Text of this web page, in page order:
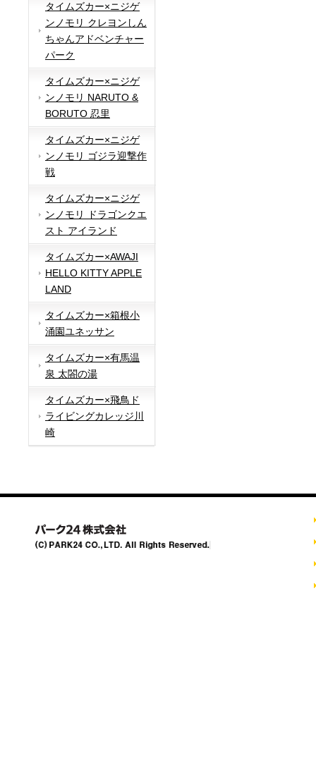
タイムズカー×ニジゲ
ンノモリ クレヨンしん
ちゃんアドベンチャー
パーク
タイムズカー×ニジゲ
ンノモリ NARUTO &
BORUTO 忍里
タイムズカー×ニジゲ
ンノモリ ゴジラ迎撃作
戦
タイムズカー×ニジゲ
ンノモリ ドラゴンクエ
スト アイランド
タイムズカー×AWAJI
HELLO KITTY APPLE
LAND
タイムズカー×箱根小
涌園ユネッサン
タイムズカー×有馬温
泉 太閤の湯
タイムズカー×飛鳥ド
ライビングカレッジ川
崎